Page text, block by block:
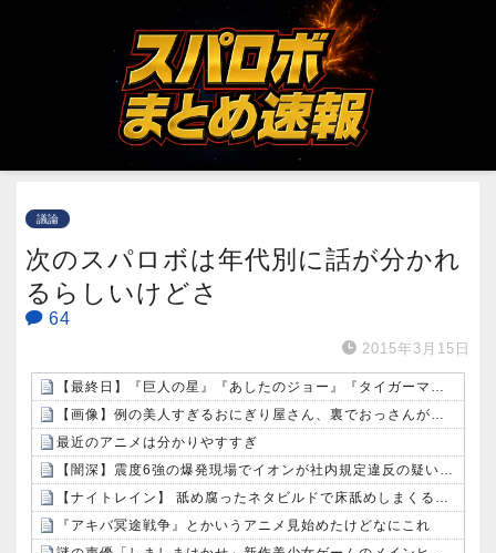
議論
次のスパロボは年代別に話が分かれ
るらしいけどさ
64
2015年3月15日
【最終日】『巨人の星』『あしたのジョー』『タイガーマスク』など歴代の有名スポーツ漫画が全巻50％還元中！（8/9まで）
【画像】例の美人すぎるおにぎり屋さん、裏でおっさんが握っていたｗｗｗｗｗｗｗ
最近のアニメは分かりやすすぎ
【闇深】震度6強の爆発現場でイオンが社内規定違反の疑い…なぜ日本の企業は震災時すら「まず営業」を優先してしまうのか？
【ナイトレイン】 舐め腐ったネタビルドで床舐めしまくる「俺って面白いやろ？」みたいな寒い奴
『アキバ冥途戦争』とかいうアニメ見始めたけどなにこれ